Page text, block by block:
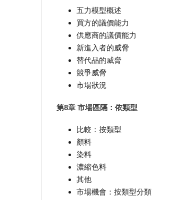
五力模型概述
買方的議價能力
供應商的議價能力
新進入者的威脅
替代品的威脅
競爭威脅
市場狀況
第8章 市場區隔：依類型
比較：按類型
顏料
染料
濃縮色料
其他
市場機會：按類型分類